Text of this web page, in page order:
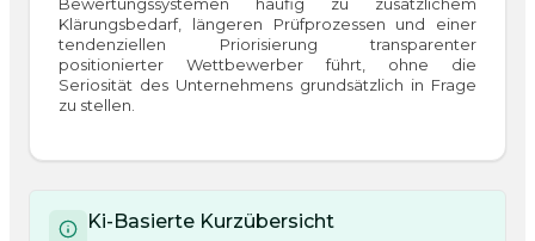
Klärungsbedarf, längeren Prüfprozessen und einer
tendenziellen Priorisierung transparenter
positionierter Wettbewerber führt, ohne die
Seriosität des Unternehmens grundsätzlich in Frage
zu stellen.
Ki-Basierte Kurzübersicht